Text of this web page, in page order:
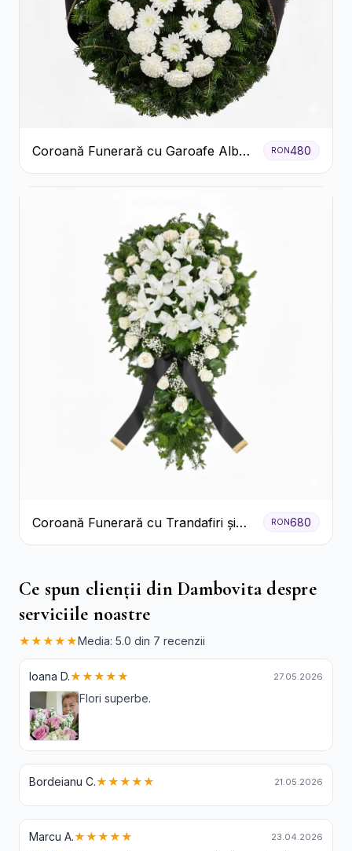
Coroană Funerară cu Garoafe Albe
și Crizanteme
RON 480
Coroană Funerară cu Trandafiri și
Crini
RON680
Ce spun clienții din Dambovita despre
serviciile noastre
★★★★★Media: 5.0 din 7 recenzii
Ioana D.★★★★★ 27.05.2026
Flori superbe.
Bordeianu C.★★★★★ 21.05.2026
Marcu A.★★★★★ 23.04.2026